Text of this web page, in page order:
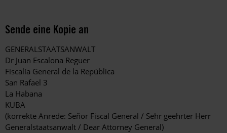
Sende eine Kopie an
GENERALSTAATSANWALT
Dr Juan Escalona Reguer
Fiscalía General de la República
San Rafael 3
La Habana
KUBA
(korrekte Anrede: Señor Fiscal General / Sehr geehrter Herr
Generalstaatsanwalt / Dear Attorney General)